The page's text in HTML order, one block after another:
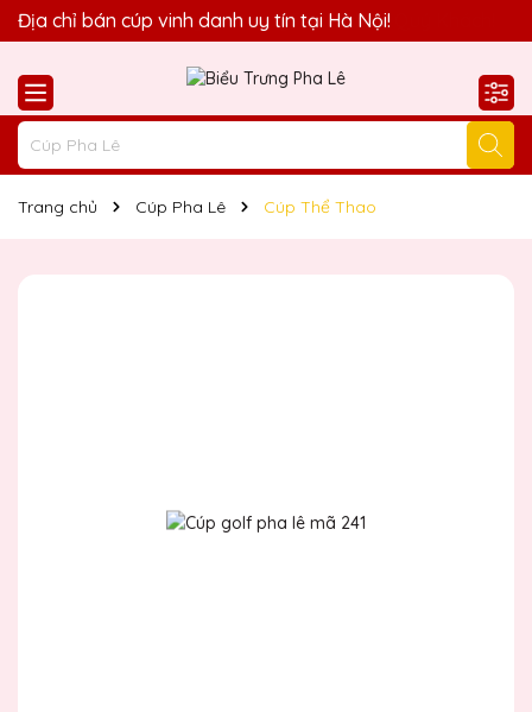
Quà Tặng Biểu Trưng Pha Lê QTG xin chào Quý Khách!
Địa chỉ bán cúp vinh danh uy tín tại Hà Nội!
Trang chủ Cúp Pha Lê Cúp Thể Thao